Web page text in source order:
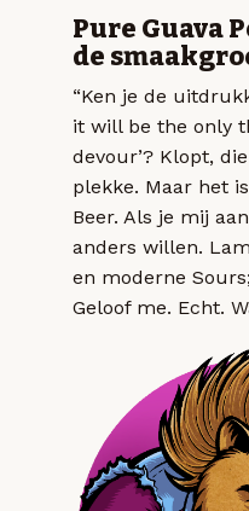
Pure Guava
de
“Ken je de
it will be the only
devour’? Klopt,
plekke. Maar het
Beer. Als je mij
anders willen.
en moderne
Geloof me. Echt.